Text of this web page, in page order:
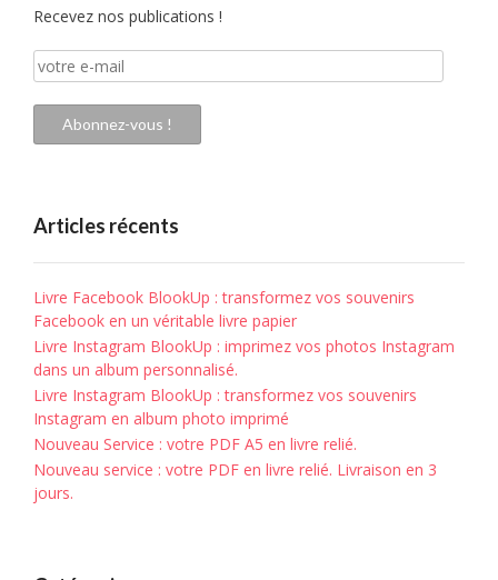
Recevez nos publications !
votre
e-
mail
Abonnez-vous !
Articles récents
Livre Facebook BlookUp : transformez vos souvenirs
Facebook en un véritable livre papier
Livre Instagram BlookUp : imprimez vos photos Instagram
dans un album personnalisé.
Livre Instagram BlookUp : transformez vos souvenirs
Instagram en album photo imprimé
Nouveau Service : votre PDF A5 en livre relié.
Nouveau service : votre PDF en livre relié. Livraison en 3
jours.